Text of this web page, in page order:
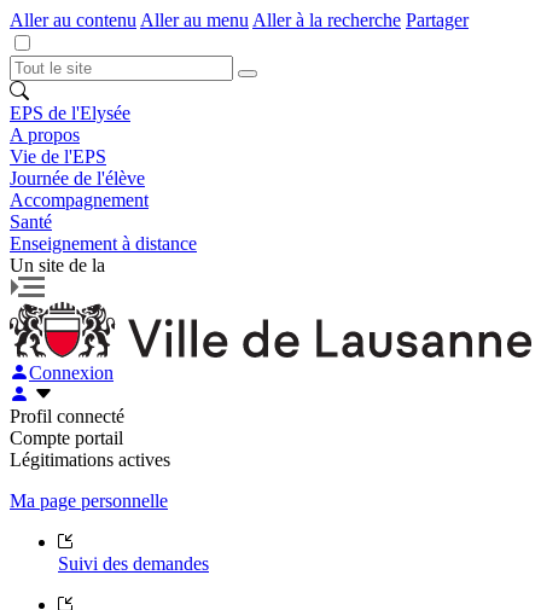
Aller au contenu Aller au menu Aller à la recherche Partager
EPS de l'Elysée
A propos
Vie de l'EPS
Journée de l'élève
Accompagnement
Santé
Enseignement à distance
Un site de la
Connexion
Profil connecté
Compte portail
Légitimations actives
Ma page personnelle
Suivi des demandes